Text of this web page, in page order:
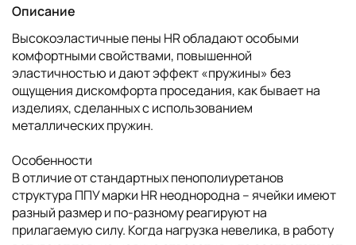
Описание
Высокоэластичные пены HR обладают особыми
комфортными свойствами, повышенной
эластичностью и дают эффект «пружины» без
ощущения дискомфорта проседания, как бывает на
изделиях, сделанных с использованием
металлических пружин.
Особенности
В отличие от стандартных пенополиуретанов
структура ППУ марки HR неоднородна – ячейки имеют
разный размер и по-разному реагируют на
прилагаемую силу. Когда нагрузка невелика, в работу